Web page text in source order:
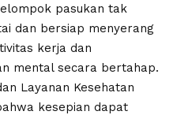
pasukan tak
dan bersiap menyerang
kerja dan
mental secara bertahap.
Layanan Kesehatan
kesepian dapat